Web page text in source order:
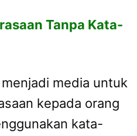
Tanpa Kata-
media untuk
kepada orang
kata-